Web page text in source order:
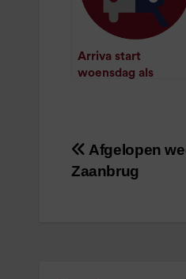
Arriva start
woensdag als
leestijd
Bericht
navigatie
Afgelopen
Zaanbrug